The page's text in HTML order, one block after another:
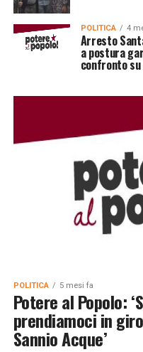
POLITICA 4
Arresto
a postura
confronto
POLITICA 5 mesi fa
Potere al Popolo:
prendiamoci in
Sannio Acque’